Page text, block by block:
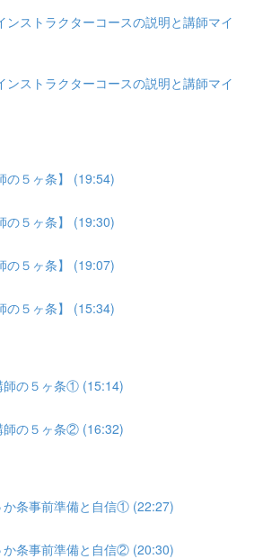
ンストラクターコースの説明と講師マイ
ンストラクターコースの説明と講師マイ
の５ヶ条】 (19:54)
の５ヶ条】 (19:30)
の５ヶ条】 (19:07)
の５ヶ条】 (15:34)
師の５ヶ条① (15:14)
師の５ヶ条② (16:32)
か条事前準備と自信① (22:27)
か条事前準備と自信② (20:30)